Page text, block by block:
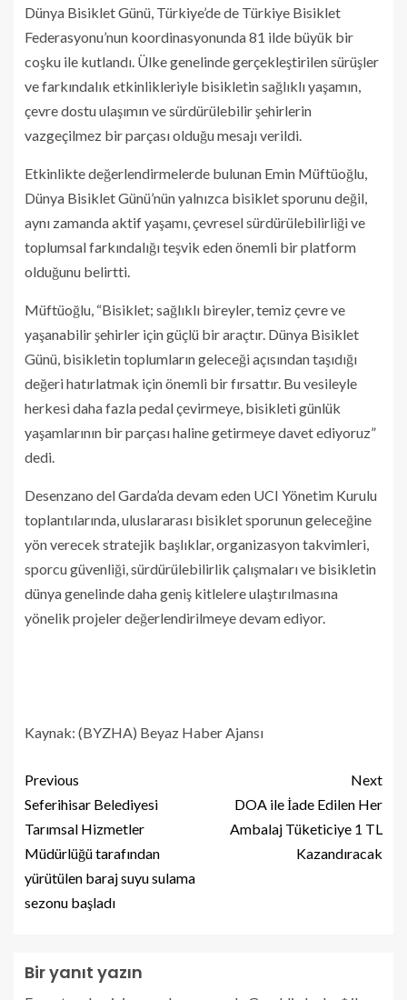
Dünya Bisiklet Günü, Türkiye’de de Türkiye Bisiklet
Federasyonu’nun koordinasyonunda 81 ilde büyük bir
coşku ile kutlandı. Ülke genelinde gerçekleştirilen sürüşler
ve farkındalık etkinlikleriyle bisikletin sağlıklı yaşamın,
çevre dostu ulaşımın ve sürdürülebilir şehirlerin
vazgeçilmez bir parçası olduğu mesajı verildi.
Etkinlikte değerlendirmelerde bulunan Emin Müftüoğlu,
Dünya Bisiklet Günü’nün yalnızca bisiklet sporunu değil,
aynı zamanda aktif yaşamı, çevresel sürdürülebilirliği ve
toplumsal farkındalığı teşvik eden önemli bir platform
olduğunu belirtti.
Müftüoğlu, “Bisiklet; sağlıklı bireyler, temiz çevre ve
yaşanabilir şehirler için güçlü bir araçtır. Dünya Bisiklet
Günü, bisikletin toplumların geleceği açısından taşıdığı
değeri hatırlatmak için önemli bir fırsattır. Bu vesileyle
herkesi daha fazla pedal çevirmeye, bisikleti günlük
yaşamlarının bir parçası haline getirmeye davet ediyoruz”
dedi.
Desenzano del Garda’da devam eden UCI Yönetim Kurulu
toplantılarında, uluslararası bisiklet sporunun geleceğine
yön verecek stratejik başlıklar, organizasyon takvimleri,
sporcu güvenliği, sürdürülebilirlik çalışmaları ve bisikletin
dünya genelinde daha geniş kitlelere ulaştırılmasına
yönelik projeler değerlendirilmeye devam ediyor.
Kaynak: (BYZHA) Beyaz Haber Ajansı
Previous
Seferihisar Belediyesi
Tarımsal Hizmetler
Müdürlüğü tarafından
yürütülen baraj suyu sulama
sezonu başladı
Next
DOA ile İade Edilen Her
Ambalaj Tüketiciye 1 TL
Kazandıracak
Bir yanıt yazın